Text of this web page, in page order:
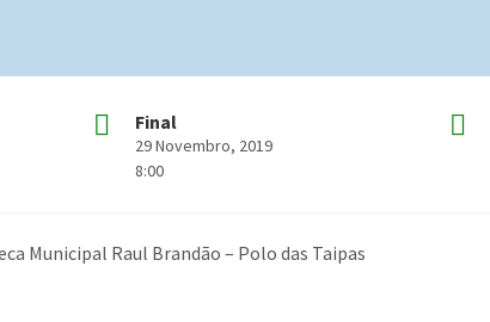
Final
29 Novembro, 2019
8:00
Municipal Raul Brandão – Polo das Taipas